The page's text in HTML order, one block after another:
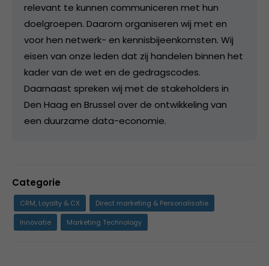
relevant te kunnen communiceren met hun
doelgroepen. Daarom organiseren wij met en
voor hen netwerk- en kennisbijeenkomsten. Wij
eisen van onze leden dat zij handelen binnen het
kader van de wet en de gedragscodes.
Daarnaast spreken wij met de stakeholders in
Den Haag en Brussel over de ontwikkeling van
een duurzame data-economie.
Categorie
CRM, Loyalty & CX
Direct marketing & Personalisatie
Innovatie
Marketing Technology